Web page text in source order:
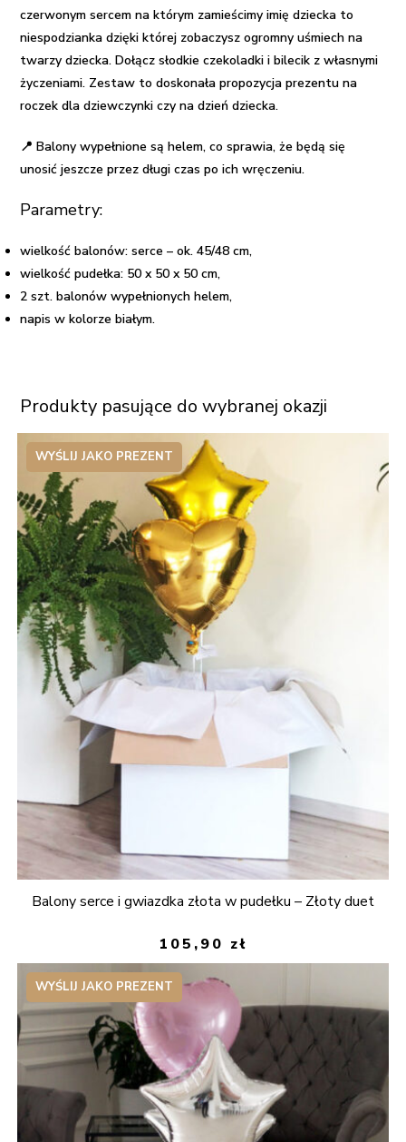
czerwonym sercem na którym zamieścimy imię dziecka to
niespodzianka dzięki której zobaczysz ogromny uśmiech na
twarzy dziecka. Dołącz słodkie czekoladki i bilecik z własnymi
życzeniami. Zestaw to doskonała propozycjaprezentu na
roczek dla dziewczynki czy na dzień dziecka.
📍 Balony wypełnione są helem, co sprawia, że będą się
unosić jeszcze przez długi czas po ich wręczeniu.
Parametry:
wielkość balonów: serce – ok. 45/48 cm,
wielkość pudełka: 50 x 50 x 50 cm,
2 szt. balonów wypełnionych helem,
napis w kolorze białym.
Produkty pasujące do wybranej okazji
WYŚLIJ JAKO PREZENT
Balony serce i gwiazdka złota w pudełku – Złoty duet
105,90 zł
WYŚLIJ JAKO PREZENT